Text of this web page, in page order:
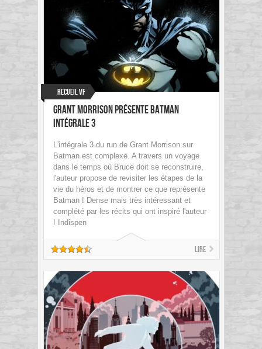
Recueil VF
Grant Morrison présente Batman
Intégrale 3
L'intégrale 3 du run de Grant Morrison sur
Batman est complexe. A travers un voyage
dans le temps où Bruce doit se reconstruire,
l'auteur propose de revisiter les étapes de la
vie du héros et de montrer ce que représente
Batman ! Dense mais très intéressant et
complété par les récits qui ont inspiré l'auteur
! Indispen
Lire